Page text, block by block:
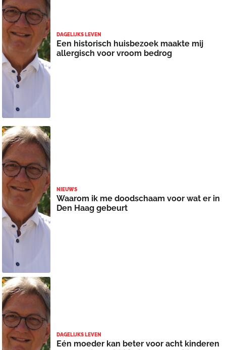
DAGELIJKS LEVEN
Een historisch huisbezoek maakte mij
allergisch voor vroom bedrog
NIEUWS
Waarom ik me doodschaam voor wat er in
Den Haag gebeurt
DAGELIJKS LEVEN
Eén moeder kan beter voor acht kinderen